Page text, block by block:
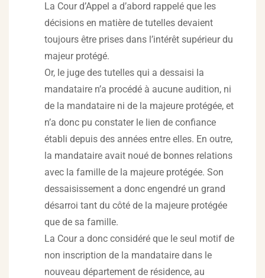
La Cour d’Appel a d’abord rappelé que les
décisions en matière de tutelles devaient
toujours être prises dans l’intérêt supérieur du
majeur protégé.
Or, le juge des tutelles qui a dessaisi la
mandataire n’a procédé à aucune audition, ni
de la mandataire ni de la majeure protégée, et
n’a donc pu constater le lien de confiance
établi depuis des années entre elles. En outre,
la mandataire avait noué de bonnes relations
avec la famille de la majeure protégée. Son
dessaisissement a donc engendré un grand
désarroi tant du côté de la majeure protégée
que de sa famille.
La Cour a donc considéré que le seul motif de
non inscription de la mandataire dans le
nouveau département de résidence, au